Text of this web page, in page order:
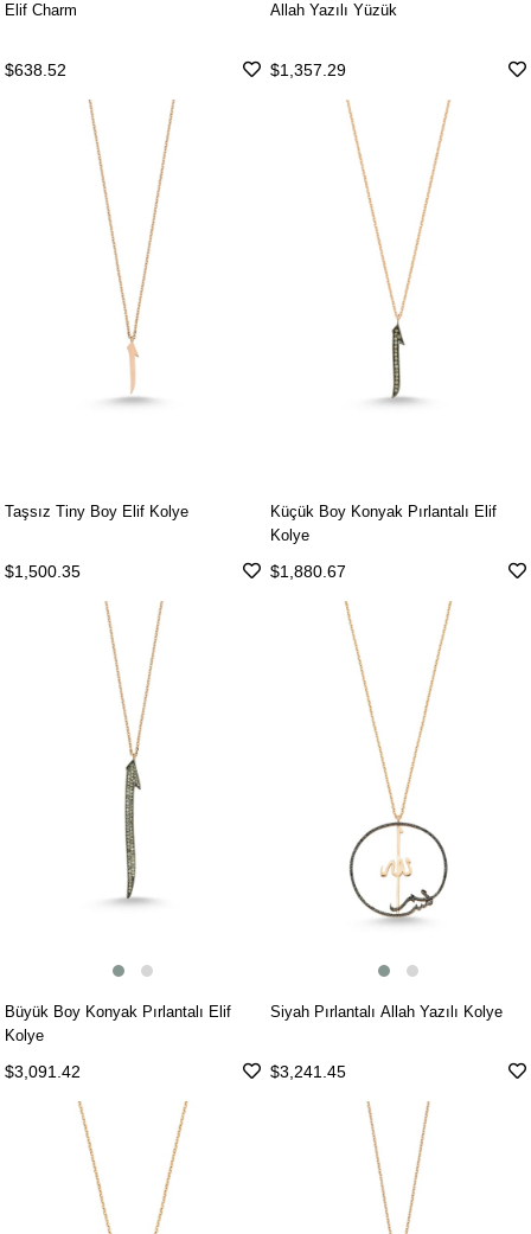
Elif Charm
$638.52
Allah Yazılı Yüzük
$1,357.29
Taşsız Tiny Boy Elif Kolye
$1,500.35
Küçük Boy Konyak Pırlantalı Elif
Kolye
$1,880.67
Büyük Boy Konyak Pırlantalı Elif
Kolye
$3,091.42
Siyah Pırlantalı Allah Yazılı Kolye
$3,241.45